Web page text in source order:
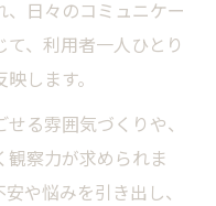
、日々のコミュニケー
、利用者一人ひとり
します。
る雰囲気づくりや、
観察力が求められま
や悩みを引き出し、